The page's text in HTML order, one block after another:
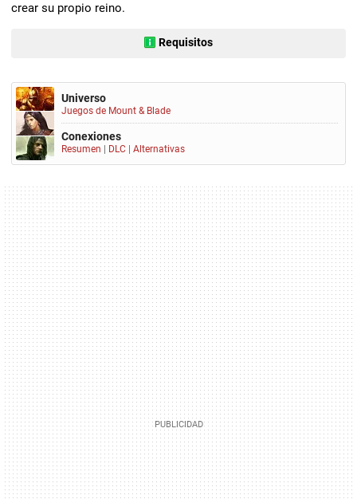
crear su propio reino.
Requisitos
Universo
Juegos de Mount & Blade
Conexiones
Resumen DLC Alternativas